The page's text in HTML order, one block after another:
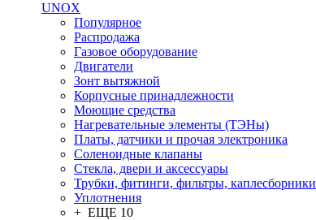
UNOX
Популярное
Распродажа
Газовое оборудование
Двигатели
Зонт вытяжной
Корпусные принадлежности
Моющие средства
Нагревательные элементы (ТЭНы)
Платы, датчики и прочая электроника
Соленоидные клапаны
Стекла, двери и аксессуары
Трубки, фитинги, фильтры, каплесборники
Уплотнения
+ ЕЩЕ 10